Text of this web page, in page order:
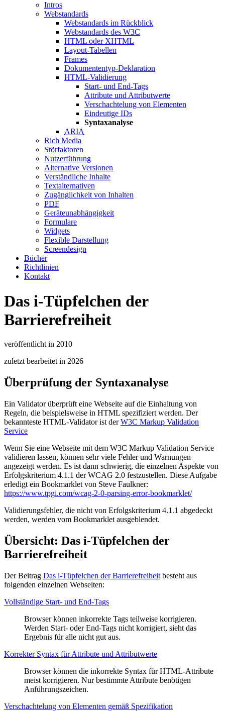
Intros
Webstandards
Webstandards im Rückblick
Webstandards des W3C
HTML oder XHTML
Layout-Tabellen
Frames
Dokumententyp-Deklaration
HTML-Validierung
Start- und End-Tags
Attribute und Attributwerte
Verschachtelung von Elementen
Eindeutige IDs
Syntaxanalyse
ARIA
Rich Media
Störfaktoren
Nutzerführung
Alternative Versionen
Verständliche Inhalte
Textalternativen
Zugänglichkeit von Inhalten
PDF
Geräteunabhängigkeit
Formulare
Widgets
Flexible Darstellung
Screendesign
Bücher
Richtlinien
Kontakt
Das i-Tüpfelchen der
Barrierefreiheit
veröffentlicht in 2010
zuletzt bearbeitet in 2026
Überprüfung der Syntaxanalyse
Ein Validator überprüft eine Webseite auf die Einhaltung von
Regeln, die beispielsweise in HTML spezifiziert werden. Der
bekannteste HTML-Validator ist derW3C Markup Validation
Service
Wenn Sie eine Webseite mit dem W3C Markup Validation Service
validieren lassen, können sehr viele Fehler und Warnungen
angezeigt werden. Es ist dann schwierig, die einzelnen Aspekte von
Erfolgskriterium 4.1.1 der WCAG 2.0 festzustellen. Diese Aufgabe
erledigt ein Bookmarklet von Steve Faulkner:
https://www.tpgi.com/wcag-2-0-parsing-error-bookmarklet/
Validierungsfehler, die nicht von Erfolgskriterium 4.1.1 abgedeckt
werden, werden vom Bookmarklet ausgeblendet.
Übersicht: Das i-Tüpfelchen der
Barrierefreiheit
Der Beitrag Das i-Tüpfelchen der Barrierefreiheit besteht aus
folgenden einzelnen Webseiten:
Vollständige Start- und End-Tags
Browser können inkorrekte Tags teilweise korrigieren.
Werden Start- oder End-Tags nicht korrigiert, sieht das
Ergebnis für alle nicht gut aus.
Korrekter Syntax für Attribute und Attributwerte
Browser können die inkorrekte Syntax für HTML-Attribute
meist korrigieren. Nur bestimmte Attribute benötigen
Anführungszeichen.
Verschachtelung von Elementen gemäß Spezifikation